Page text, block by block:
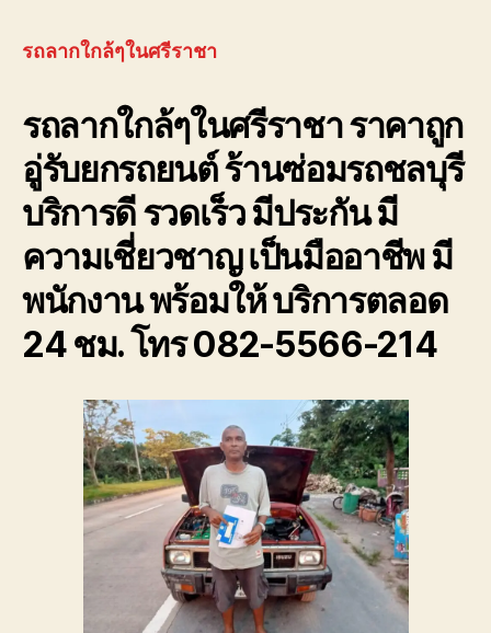
ต้องการ
เหลือ
ฉุกเฉิน
โทร
0800628488
556-
6214
ใน
ราคา
ถูก
รถลากใกล้ๆในศรีราชา
รถลากใกล้ๆในศรีราชา ราคาถูก
อู่รับยกรถยนต์ ร้านซ่อมรถชลบุรี
บริการดี รวดเร็ว มีประกัน มี
ความเชี่ยวชาญ เป็นมืออาชีพ มี
พนักงาน พร้อมให้ บริการตลอด
24 ชม. โทร 082-5566-214